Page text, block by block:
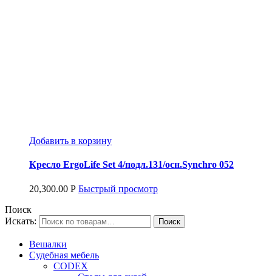
Добавить в корзину
Кресло ErgoLife Set 4/подл.131/осн.Synchro 052
20,300.00 Р Быстрый просмотр
Поиск
Искать:
Вешалки
Судебная мебель
CODEX